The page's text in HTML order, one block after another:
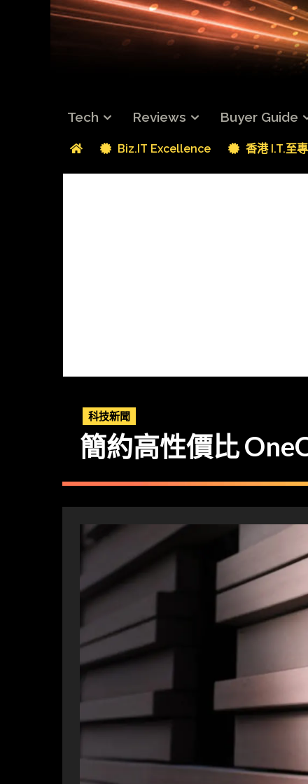
Tech Reviews Buyer Guide
Biz.IT Excellence 香港 I.T.至
科技新聞
簡約高性價比